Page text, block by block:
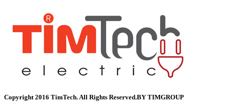
Copyright 2016 TimTech. All Rights Reserved.BY TIMGROUP